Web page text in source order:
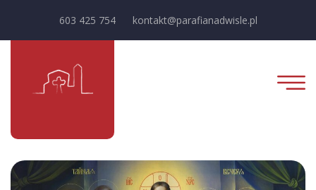
603 425 754 kontakt@parafianadwisle.pl